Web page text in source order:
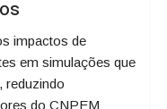
impactos de
em simulações que
reduzindo
do CNPEM